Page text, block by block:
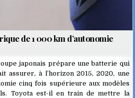
de 1 000 km d’autonomie
japonais prépare une batterie qui
assurer, à l’horizon 2015, 2020, une
cinq fois supérieure aux modèles
Toyota est-il en train de mettre la